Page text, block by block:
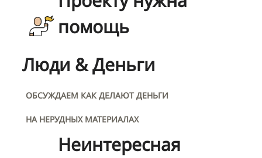
помощь
Люди & Деньги
ОБСУЖДАЕМ КАК ДЕЛАЮТ ДЕНЬГИ
НА НЕРУДНЫХ МАТЕРИАЛАХ
Неинтересная